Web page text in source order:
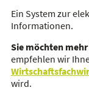
Ein System zur
Informationen.
Sie möchten
empfehlen wir
wird.